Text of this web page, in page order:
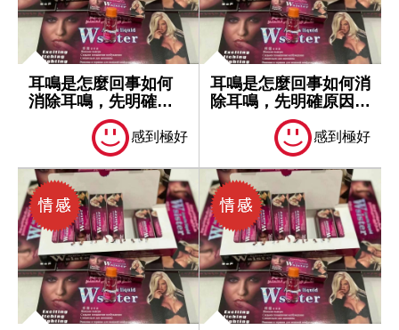
耳鳴是怎麼回事如何
消除耳鳴，先明確原
感到極好
耳鳴是怎麼回事如何消
除耳鳴，先明確原因再
感到極好